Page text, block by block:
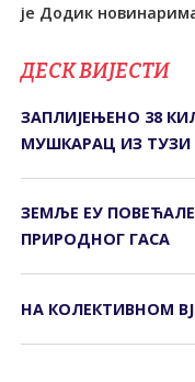
је Додик
ДЕСК ВИЈЕСТИ
ЗАПЛИЈЕЊЕНО 38
МУШКАРАЦ ИЗ ТУЗИ
ЗЕМЉЕ ЕУ
ПРИРОДНОГ ГАСА
НА КОЛЕКТИВНОМ